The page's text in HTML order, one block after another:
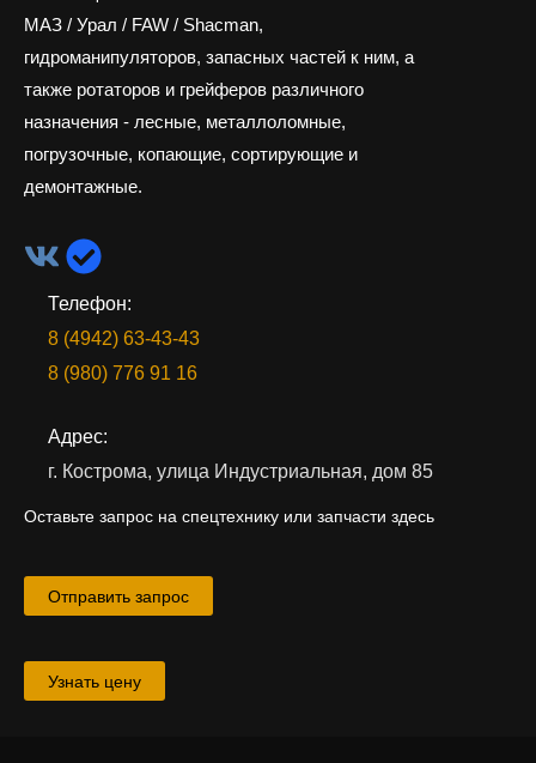
МАЗ / Урал / FAW / Shacman,
гидроманипуляторов, запасных частей к ним, а
также ротаторов и грейферов различного
назначения - лесные, металлоломные,
погрузочные, копающие, сортирующие и
демонтажные.
Телефон:
8 (4942) 63-43-43
8 (980) 776 91 16
Адрес:
г. Кострома, улица Индустриальная, дом 85
Оставьте запрос на спецтехнику или запчасти здесь
Отправить запрос
Узнать цену